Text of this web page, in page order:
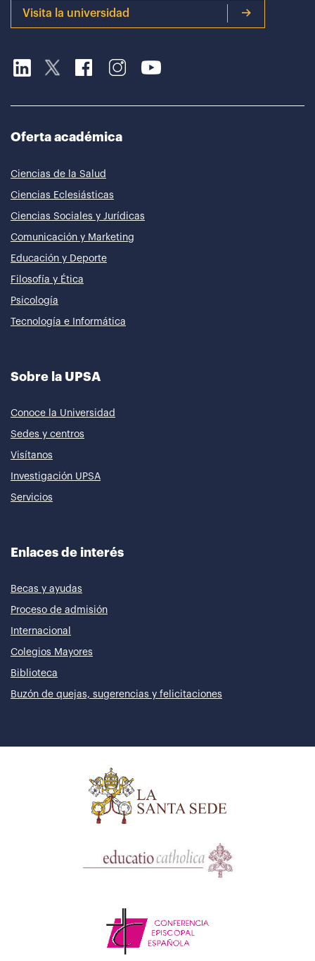
Visita la universidad
Oferta académica
Ciencias de la Salud
Ciencias Eclesiásticas
Ciencias Sociales y Jurídicas
Comunicación y Marketing
Educación y Deporte
Filosofía y Ética
Psicología
Tecnología e Informática
Sobre la UPSA
Conoce la Universidad
Sedes y centros
Visítanos
Investigación UPSA
Servicios
Enlaces de interés
Becas y ayudas
Proceso de admisión
Internacional
Colegios Mayores
Biblioteca
Buzón de quejas, sugerencias y felicitaciones